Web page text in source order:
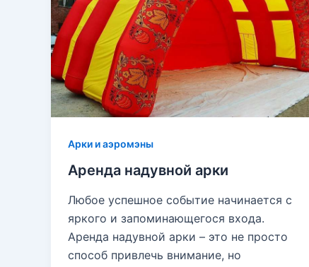
Арки и аэромэны
Аренда надувной арки
Любое успешное событие начинается с
яркого и запоминающегося входа.
Аренда надувной арки – это не просто
способ привлечь внимание, но